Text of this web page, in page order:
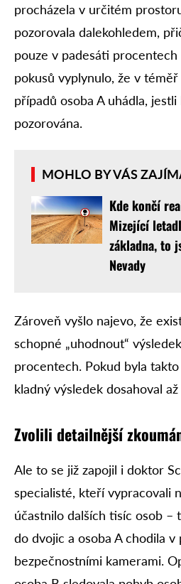
procházela v určitém
pozorovala dalekohledem,
pouze v padesáti
pokusů vyplynulo, že v
případů osoba A uhádla,
pozorována.
MOHLO BY VÁS
Kde končí
Mizející
základna, to
Nevady
Zároveň vyšlo najevo, že
schopné „uhodnout“
procentech. Pokud byla
kladný výsledek dosahoval
Zvolili detailnější
Ale to se již zapojil i doktor
specialisté, kteří vypracovali
účastnilo dalších tisíc osob –
do dvojic a osoba A chodila
bezpečnostními kamerami.